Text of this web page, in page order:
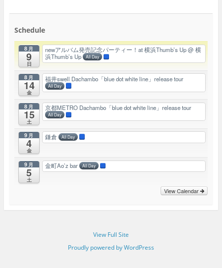
Schedule
8月
9
日
newアルバム発売記念パーティー！at 横浜Thumb’s Up@ 横
浜Thumb’s Up
All Day
8月
14
金
福井swell Dachambo「blue dot white line」release tour
All Day
8月
15
土
京都METRO Dachambo「blue dot white line」release tour
All Day
9月
4
金
鎌倉 All Day
9月
5
土
金町Ao’z bar All Day
View Calendar
View Full Site
Proudly powered by WordPress